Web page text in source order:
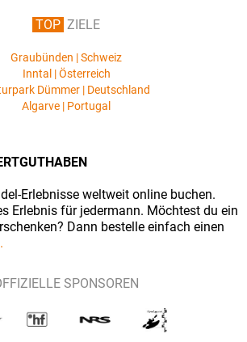
TOP ZIELE
Graubünden | Schweiz
Inntal | Österreich
Dümmer | Deutschland
Algarve | Portugal
Erlebnisse weltweit online buchen.
Erlebnis für jedermann. Möchtest du ein
Dann bestelle einfach einen
SPONSOREN